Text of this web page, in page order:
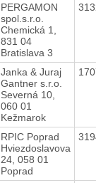
PERGAMON
spol.s.r.o.
Chemická 1,
831 04
Bratislava 3
Janka & Juraj
Gantner s.r.o.
Severná 10,
060 01
Kežmarok
RPIC Poprad
Hviezdoslavova
24, 058 01
Poprad